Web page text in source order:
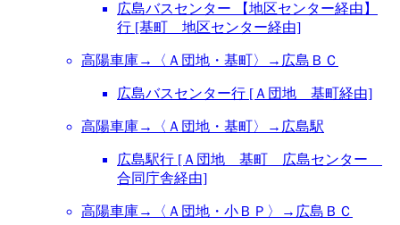
広島バスセンター 【地区センター経由】
行 [基町 地区センター経由]
高陽車庫→〈Ａ団地・基町〉→広島ＢＣ
広島バスセンター行 [Ａ団地 基町経由]
高陽車庫→〈Ａ団地・基町〉→広島駅
広島駅行 [Ａ団地 基町 広島センター
合同庁舎経由]
高陽車庫→〈Ａ団地・小ＢＰ〉→広島ＢＣ